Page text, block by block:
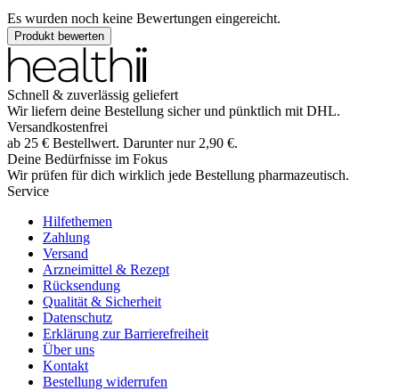
Es wurden noch keine Bewertungen eingereicht.
Produkt bewerten
Schnell & zuverlässig geliefert
Wir liefern deine Bestellung sicher und pünktlich mit DHL.
Versandkostenfrei
ab 25 € Bestellwert. Darunter nur 2,90 €.
Deine Bedürfnisse im Fokus
Wir prüfen für dich wirklich jede Bestellung pharmazeutisch.
Service
Hilfethemen
Zahlung
Versand
Arzneimittel & Rezept
Rücksendung
Qualität & Sicherheit
Datenschutz
Erklärung zur Barrierefreiheit
Über uns
Kontakt
Bestellung widerrufen